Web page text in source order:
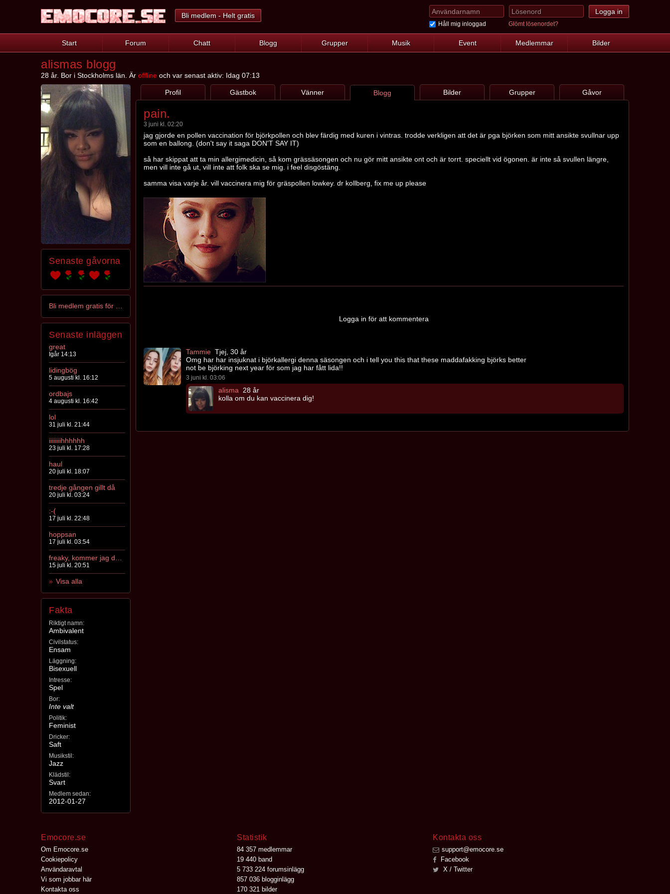
Bli medlem - Helt gratis
Håll mig inloggad Glömt lösenordet?
Start Forum Chatt Blogg Grupper Musik Event Medlemmar Bilder
alismas blogg
28 år. Bor i Stockholms län. Är offline och var senast aktiv: Idag 07:13
Senaste gåvorna
Senaste inläggen
great
Igår 14:13
lidingbög
5 augusti kl. 16:12
ordbajs
4 augusti kl. 16:42
lol
31 juli kl. 21:44
iiiiiiiihhhhhh
23 juli kl. 17:28
haul
20 juli kl. 18:07
tredje gången gillt då
20 juli kl. 03:24
:-(
17 juli kl. 22:48
hoppsan
17 juli kl. 03:54
15 juli kl. 20:51
Visa alla
Fakta
Riktigt namn:
Ambivalent
Civilstatus:
Ensam
Läggning:
Bisexuell
Intresse:
Spel
Bor:
Inte valt
Politik:
Feminist
Dricker:
Saft
Musikstil:
Jazz
Klädstil:
Svart
Medlem sedan:
2012-01-27
Profil Gästbok Vänner Blogg Bilder Grupper Gåvor
pain.
3 juni kl. 02:20
jag gjorde en pollen vaccination för björkpollen och blev färdig med kuren i vintras. trodde verkligen att det är pga björken som mitt ansikte svullnar upp
som en ballong. (don't say it saga DON'T SAY IT)
så har skippat att ta min allergimedicin, så kom grässäsongen och nu gör mitt ansikte ont och är torrt. speciellt vid ögonen. är inte så svullen längre,
men vill inte gå ut, vill inte att folk ska se mig. i feel disgöstäng.
samma visa varje år. vill vaccinera mig för gräspollen lowkey. dr kollberg, fix me up please
Logga in för att kommentera
Tammie Tjej, 30 år
Omg har har insjuknat i björkallergi denna säsongen och i tell you this that these maddafakking björks better
not be björking next year för som jag har fått lida!!
3 juni kl. 03:06
alisma
28 år
kolla om du kan vaccinera dig!
Emocore.se
Om Emocore.se
Cookiepolicy
Användaravtal
Vi som jobbar här
Kontakta oss
Statistik
84 357 medlemmar
19 440 band
5 733 224 forumsinlägg
857 036 blogginlägg
170 321 bilder
Kontakta oss
support@emocore.se
Facebook
X / Twitter